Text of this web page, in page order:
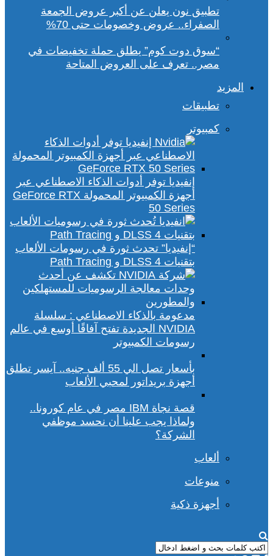
تطبيق نون يعلن عن أكبر عروض الجمعة
الصفراء.. عروض وخصومات حتى 70%
“سوق دوت كوم” يطلق حملة تخفيضات في
مصر.. تعرف على العروض المتاحة
المزيد
تطبيقات
كمبيوتر
إنفيديا توفر أدوات الذكاء الاصطناعي عبر
أجهزة الكمبيوتر المحمولة GeForce RTX
50 Series
“إنفيديا” تحدث ثورة في رسومات الألعاب
بتقنيات DLSS 4 و Path Tracing
مدعومة بالذكاء الاصطناعي : سلسلة
NVIDIA الجديدة تفتح آفاقًا أوسع في عالم
رسومات الكمبيوتر
بأسعار تصل الي 55 ألف جنيه.. آيسر تطلق
أجهزة بريداتور لمحبي الألعاب
قصة نجاة IBM مصر في عام كورونا..
ولماذا يجب علينا أن نحسد موظفي
الشركة؟
ألعاب
منوعات
أجهزة ذكية